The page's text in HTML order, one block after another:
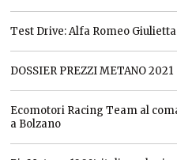
Test Drive: Alfa Romeo
DOSSIER PREZZI METANO 2021
Ecomotori Racing Team al
a Bolzano